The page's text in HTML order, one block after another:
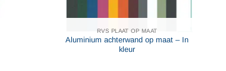
RVS PLAAT OP MAAT
Aluminium achterwand op maat – In
kleur